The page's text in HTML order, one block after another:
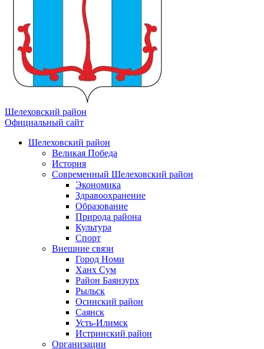
Шелеховский район
Официальный сайт
Шелеховский район
Великая Победа
История
Современный Шелеховский район
Экономика
Здравоохранение
Образование
Природа района
Культура
Спорт
Внешние связи
Город Номи
Ханх Сум
Район Баянзурх
Рыльск
Осинский район
Саянск
Усть-Илимск
Истринский район
Организации